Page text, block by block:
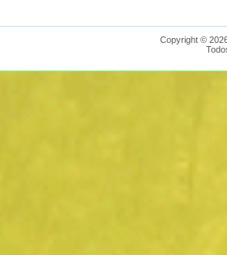
Copyright ©